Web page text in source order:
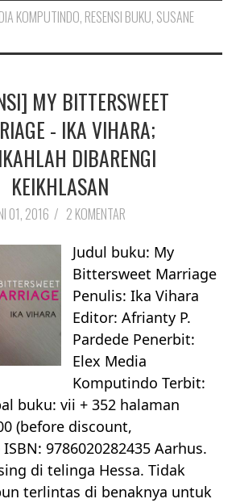
KOMPUTINDO, RESENSI BUKU, SUSANE
MY BITTERSWEET
- IKA VIHARA;
DIBARENGI
KEIKHLASAN
01, 2016 / 2 KOMENTAR
Judul buku: My
Bittersweet Marriage
Penulis: Ika Vihara
Editor: Afrianty P.
Pardede Penerbit:
Elex Media
Komputindo Terbit:
buku: vii + 352 halaman
(before discount,
9786020282435 Aarhus.
di telinga Hessa. Tidak
terlintas di benaknya untuk